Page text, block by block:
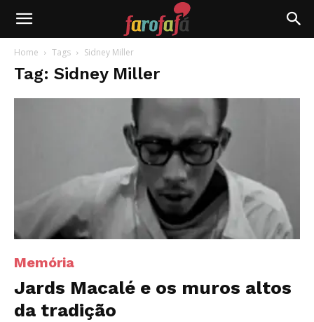
Farofafá
Home Tags Sidney Miller
Tag: Sidney Miller
Memória
Jards Macalé e os muros altos
da tradição